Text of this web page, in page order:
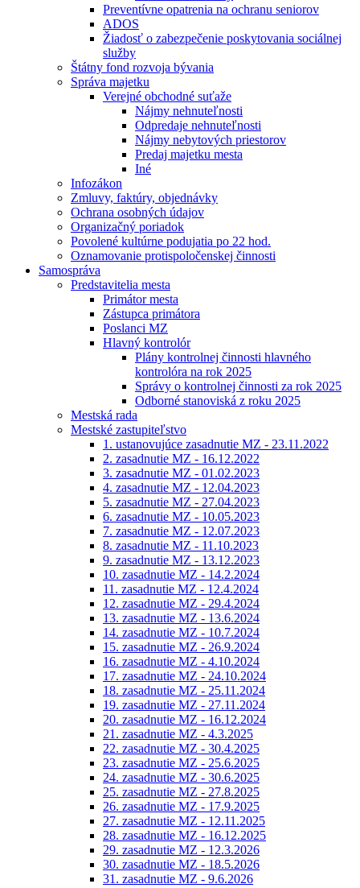
Preventívne opatrenia na ochranu seniorov
ADOS
Žiadosť o zabezpečenie poskytovania sociálnej
služby
Štátny fond rozvoja bývania
Správa majetku
Verejné obchodné suťaže
Nájmy nehnuteľnosti
Odpredaje nehnuteľnosti
Nájmy nebytových priestorov
Predaj majetku mesta
Iné
Infozákon
Zmluvy, faktúry, objednávky
Ochrana osobných údajov
Organizačný poriadok
Povolené kultúrne podujatia po 22 hod.
Oznamovanie protispoločenskej činnosti
Samospráva
Predstavitelia mesta
Primátor mesta
Zástupca primátora
Poslanci MZ
Hlavný kontrolór
Plány kontrolnej činnosti hlavného
kontrolóra na rok 2025
Správy o kontrolnej činnosti za rok 2025
Odborné stanoviská z roku 2025
Mestská rada
Mestské zastupiteľstvo
1. ustanovujúce zasadnutie MZ - 23.11.2022
2. zasadnutie MZ - 16.12.2022
3. zasadnutie MZ - 01.02.2023
4. zasadnutie MZ - 12.04.2023
5. zasadnutie MZ - 27.04.2023
6. zasadnutie MZ - 10.05.2023
7. zasadnutie MZ - 12.07.2023
8. zasadnutie MZ - 11.10.2023
9. zasadnutie MZ - 13.12.2023
10. zasadnutie MZ - 14.2.2024
11. zasadnutie MZ - 12.4.2024
12. zasadnutie MZ - 29.4.2024
13. zasadnutie MZ - 13.6.2024
14. zasadnutie MZ - 10.7.2024
15. zasadnutie MZ - 26.9.2024
16. zasadnutie MZ - 4.10.2024
17. zasadnutie MZ - 24.10.2024
18. zasadnutie MZ - 25.11.2024
19. zasadnutie MZ - 27.11.2024
20. zasadnutie MZ - 16.12.2024
21. zasadnutie MZ - 4.3.2025
22. zasadnutie MZ - 30.4.2025
23. zasadnutie MZ - 25.6.2025
24. zasadnutie MZ - 30.6.2025
25. zasadnutie MZ - 27.8.2025
26. zasadnutie MZ - 17.9.2025
27. zasadnutie MZ - 12.11.2025
28. zasadnutie MZ - 16.12.2025
29. zasadnutie MZ - 12.3.2026
30. zasadnutie MZ - 18.5.2026
31. zasadnutie MZ - 9.6.2026